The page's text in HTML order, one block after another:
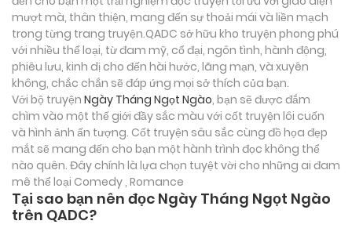
mượt mà, thân thiện, mang đến sự thoải mái và liền mạch
trong từng trang truyện.QADC sở hữu kho truyện phong phú
với nhiều thể loại, từ đam mỹ, cổ đại, ngôn tình, hành động,
phiêu lưu, kinh dị cho đến hài hước, lãng mạn, và xuyên
không, chắc chắn sẽ đáp ứng mọi sở thích của bạn.
Với bộ truyện Ngày Tháng Ngọt Ngào, bạn sẽ được đắm
chìm vào một thế giới đầy sắc màu với cốt truyện lôi cuốn
và hình ảnh ấn tượng. Cốt truyện sâu sắc cùng đồ họa đẹp
mắt sẽ mang đến cho bạn một hành trình đọc không thể
nào quên. Đây chính là lựa chọn tuyệt vời cho những ai đam
mê thể loại Comedy , Romance
Tại sao bạn nên đọc Ngày Tháng Ngọt Ngào
trên QADC?